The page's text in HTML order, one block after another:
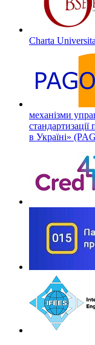
Charta
механізми
стандартизації
в Україні»